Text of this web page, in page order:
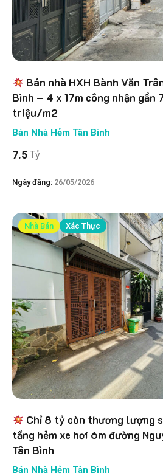
Bán nhà HXH Bành Văn
Bình – 4 x 17m công nhận gần
triệu/m2
Bán Nhà Hẻm Tân Bình
7.5 Tỷ
Ngày đăng: 26/05/2026
Nhà Bán Xác Thực
Chỉ 8 tỷ còn thương lượng
tầng hẻm xe hơi 6m đường
Tân Bình
Bán Nhà Hẻm Tân Bình